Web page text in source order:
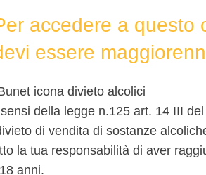
accedere a questo
essere
della legge n.125 art. 14 III
di vendita di sostanze
la tua responsabilità di aver
anni.